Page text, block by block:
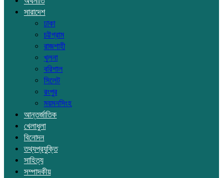
সারাদেশ
ঢাকা
চট্টগ্রাম
রাজশাহী
খুলনা
বরিশাল
সিলেট
রংপুর
ময়মনসিংহ
আন্তর্জাতিক
খেলাধুলা
বিনোদন
তথ্যপ্রযুক্তি
সাহিত্য
সম্পাদকীয়